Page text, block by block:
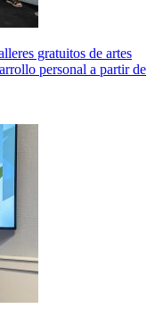
gratuitos de artes
personal a partir de